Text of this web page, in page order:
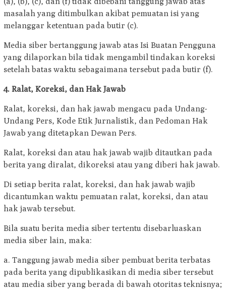
masalah yang ditimbulkan akibat pemuatan isi yang
melanggar ketentuan pada butir (c).
Media siber bertanggung jawab atas Isi Buatan Pengguna
yang dilaporkan bila tidak mengambil tindakan koreksi
setelah batas waktu sebagaimana tersebut pada butir (f).
4. Ralat, Koreksi, dan Hak Jawab
Ralat, koreksi, dan hak jawab mengacu pada Undang-
Undang Pers, Kode Etik Jurnalistik, dan Pedoman Hak
Jawab yang ditetapkan Dewan Pers.
Ralat, koreksi dan atau hak jawab wajib ditautkan pada
berita yang diralat, dikoreksi atau yang diberi hak jawab.
Di setiap berita ralat, koreksi, dan hak jawab wajib
dicantumkan waktu pemuatan ralat, koreksi, dan atau
hak jawab tersebut.
Bila suatu berita media siber tertentu disebarluaskan
media siber lain, maka:
a. Tanggung jawab media siber pembuat berita terbatas
pada berita yang dipublikasikan di media siber tersebut
atau media siber yang berada di bawah otoritas teknisnya;